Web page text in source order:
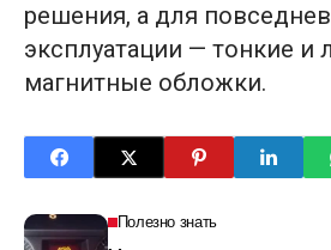
решения, а для
эксплуатации — тонкие и
магнитные обложки.
Полезно знать